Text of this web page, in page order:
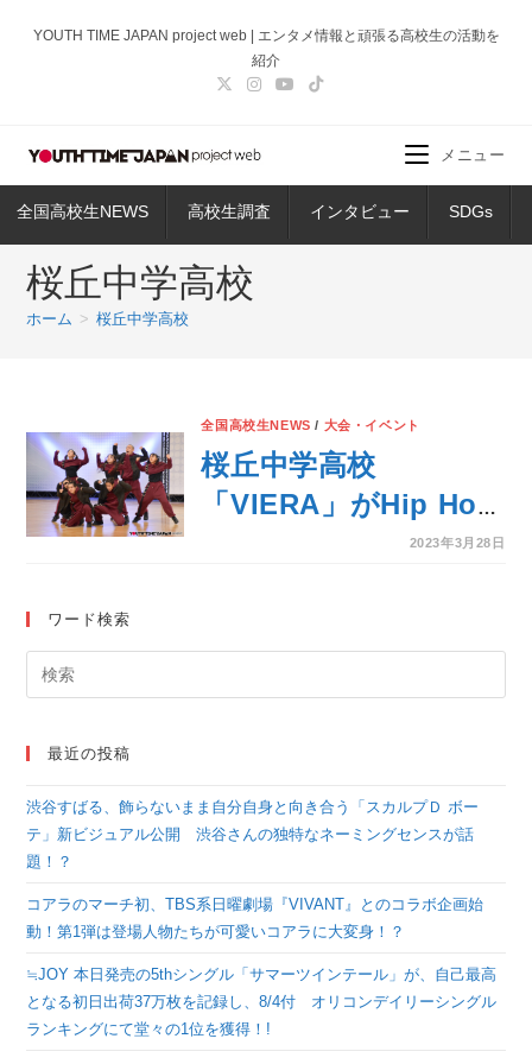
ス
ッ
YOUTH TIME JAPAN project web | エンタメ情報と頑張る高校生の活動を
紹介
全国高校生NEWS 高校生調査 インタビュー SDGs
メニュー
桜丘中学高校
ホーム > 桜丘中学高校
全国高校生NEWS / 大会・イベント
桜丘中学高校
「VIERA」がHip Hop
部門でパフォーマンス
Nationals 2023-全国
選手権大会-＞
2023年3月28日
ワード検索
最近の投稿
渋谷すばる、飾らないまま自分自身と向き合う「スカルプＤ ボー
テ」新ビジュアル公開 渋谷さんの独特なネーミングセンスが話
題！？
コアラのマーチ初、TBS系日曜劇場『VIVANT』とのコラボ企画始
動！第1弾は登場人物たちが可愛いコアラに大変身！？
≒JOY 本日発売の5thシングル「サマーツインテール」が、自己最高
となる初日出荷37万枚を記録し、8/4付 オリコンデイリーシングル
ランキングにて堂々の1位を獲得！!